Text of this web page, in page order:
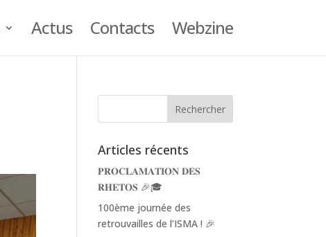
Actus Contacts Webzine
Articles récents
𝐏𝐑𝐎𝐂𝐋𝐀𝐌𝐀𝐓𝐈𝐎𝐍 𝐃𝐄𝐒
𝐑𝐇𝐄𝐓𝐎𝐒 🎉🎓
100ème journée des
retrouvailles de l’ISMA ! 🎉